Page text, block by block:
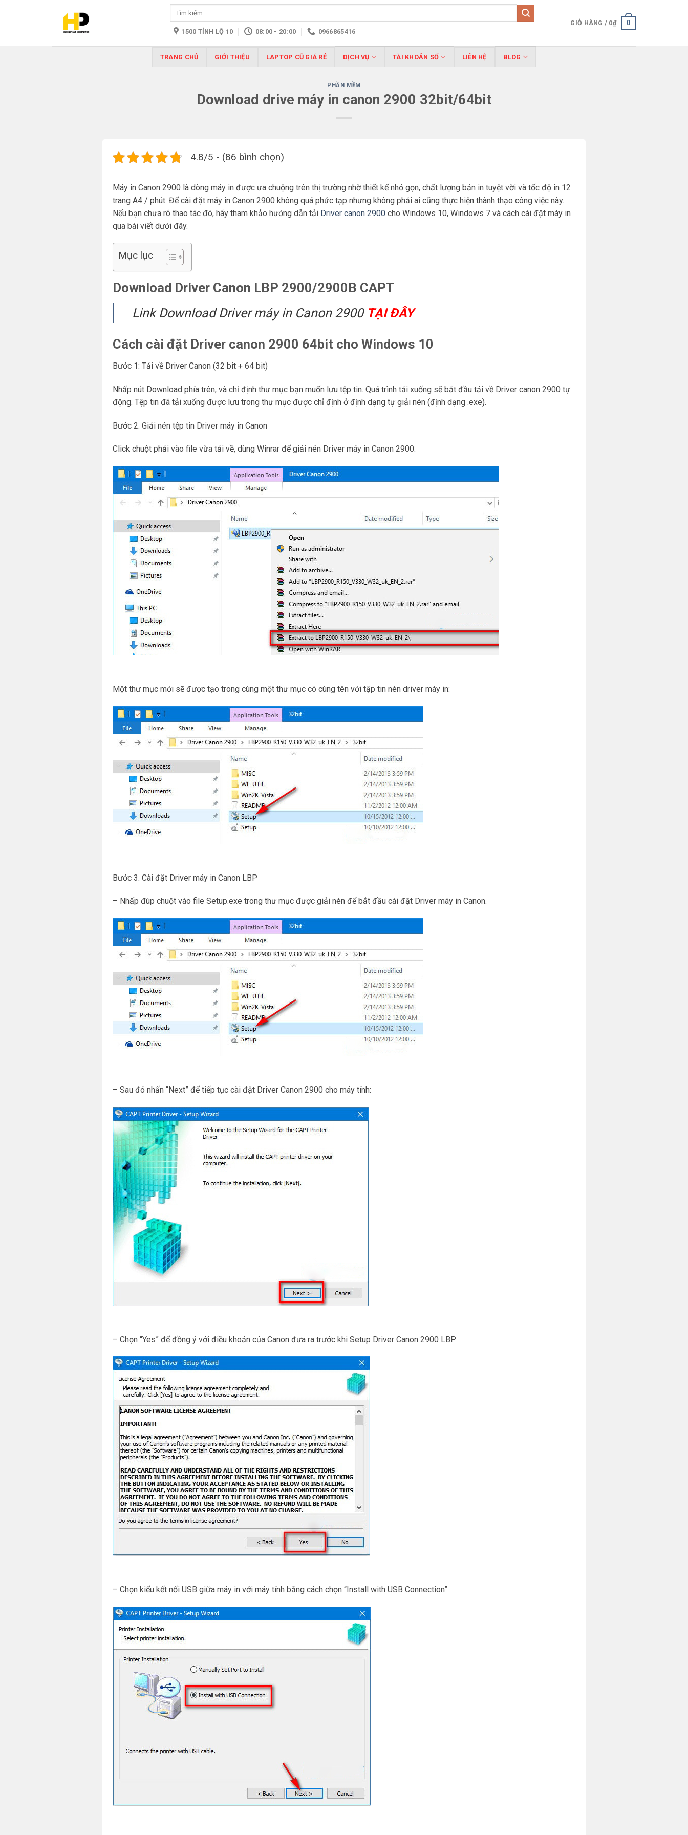
1500 TỈNH LỘ 10 08:00 - 20:00 0966865416
GIỎ HÀNG / 0₫ 0
TRANG CHỦ GIỚI THIỆU LAPTOP CŨ GIÁ RẺ DỊCH VỤ TÀI KHOẢN SỐ LIÊN HỆ BLOG
PHẦN MỀM
Download drive máy in canon 2900 32bit/64bit
4.8/5 - (86 bình chọn)
Máy in Canon 2900 là dòng máy in được ưa chuộng trên thị trường nhờ thiết kế nhỏ gọn, chất lượng bản in tuyệt vời và tốc độ in 12
trang A4 / phút. Để cài đặt máy in Canon 2900 không quá phức tạp nhưng không phải ai cũng thực hiện thành thạo công việc này.
Nếu bạn chưa rõ thao tác đó, hãy tham khảo hướng dẫn tải Driver canon 2900cho Windows 10, Windows 7 và cách cài đặt máy in
qua bài viết dưới đây.
Mục lục
Download Driver Canon LBP 2900/2900B CAPT
Link Download Driver máy in Canon 2900 TẠI ĐÂY
Cách cài đặt Driver canon 2900 64bit cho Windows 10
Bước 1: Tải về Driver Canon (32 bit + 64 bit)
Nhấp nút Download phía trên, và chỉ định thư mục bạn muốn lưu tệp tin. Quá trình tải xuống sẽ bắt đầu tải về Driver canon 2900 tự
động. Tệp tin đã tải xuống được lưu trong thư mục được chỉ định ở định dạng tự giải nén (định dạng .exe).
Bước 2. Giải nén tệp tin Driver máy in Canon
Click chuột phải vào file vừa tải về, dùng Winrar để giải nén Driver máy in Canon 2900:
Một thư mục mới sẽ được tạo trong cùng một thư mục có cùng tên với tập tin nén driver máy in:
Bước 3. Cài đặt Driver máy in Canon LBP
– Nhấp đúp chuột vào file Setup.exe trong thư mục được giải nén để bắt đầu cài đặt Driver máy in Canon.
– Sau đó nhấn “Next” để tiếp tục cài đặt Driver Canon 2900 cho máy tính:
– Chọn “Yes” để đồng ý với điều khoản của Canon đưa ra trước khi Setup Driver Canon 2900 LBP
– Chọn kiểu kết nối USB giữa máy in với máy tính bằng cách chọn “Install with USB Connection”